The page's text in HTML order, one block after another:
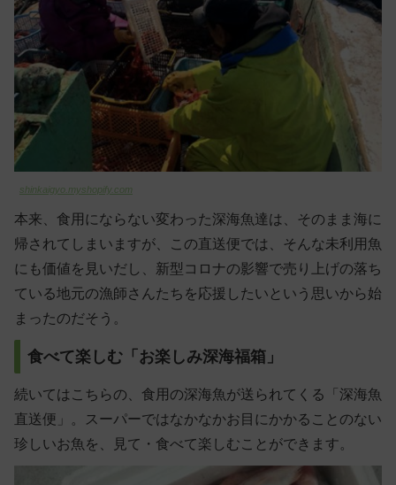
shinkaigyo.myshopify.com
本来、食用にならない変わった深海魚達は、そのまま海に
帰されてしまいますが、この直送便では、そんな未利用魚
にも価値を見いだし、新型コロナの影響で売り上げの落ち
ている地元の漁師さんたちを応援したいという思いから始
まったのだそう。
食べて楽しむ「お楽しみ深海福箱」
続いてはこちらの、食用の深海魚が送られてくる「深海魚
直送便」。スーパーではなかなかお目にかかることのない
珍しいお魚を、見て・食べて楽しむことができます。